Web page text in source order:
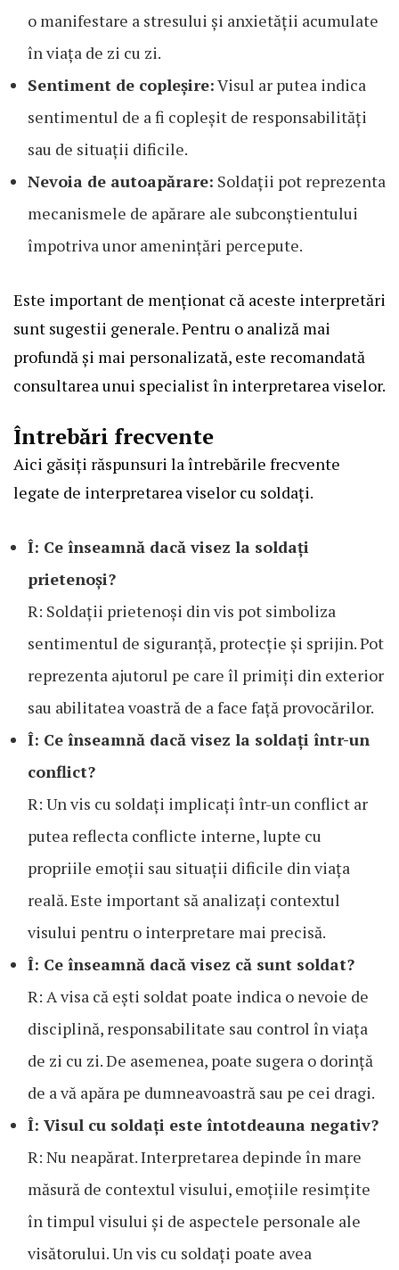
o manifestare a stresului și anxietății acumulate
în viața de zi cu zi.
Sentiment de copleșire:Visul ar putea indica
sentimentul de a fi copleșit de responsabilități
sau de situații dificile.
Nevoia de autoapărare: Soldații pot reprezenta
mecanismele de apărare ale subconștientului
împotriva unor amenințări percepute.
Este important de menționat că aceste interpretări
sunt sugestii generale. Pentru o analiză mai
profundă și mai personalizată, este recomandată
consultarea unui specialist în interpretarea viselor.
Întrebări frecvente
Aici găsiți răspunsuri la întrebările frecvente
legate de interpretarea viselor cu soldați.
Î: Ce înseamnă dacă visez la soldați
prietenoși?
R: Soldații prietenoși din vis pot simboliza
sentimentul de siguranță, protecție și sprijin. Pot
reprezenta ajutorul pe care îl primiți din exterior
sau abilitatea voastră de a face față provocărilor.
Î: Ce înseamnă dacă visez la soldați într-un
conflict?
R: Un vis cu soldați implicați într-un conflict ar
putea reflecta conflicte interne, lupte cu
propriile emoții sau situații dificile din viața
reală. Este important să analizați contextul
visului pentru o interpretare mai precisă.
Î: Ce înseamnă dacă visez că sunt soldat?
R: A visa că ești soldat poate indica o nevoie de
disciplină, responsabilitate sau control în viața
de zi cu zi. De asemenea, poate sugera o dorință
de a vă apăra pe dumneavoastră sau pe cei dragi.
Î: Visul cu soldați este întotdeauna negativ?
R: Nu neapărat. Interpretarea depinde în mare
măsură de contextul visului, emoțiile resimțite
în timpul visului și de aspectele personale ale
visătorului. Un vis cu soldați poate avea